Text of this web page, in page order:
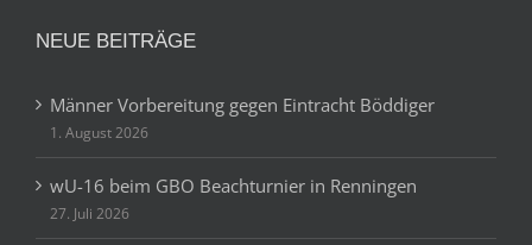
info(at)handballjugend-wilhelmshoehe.de
NEUE BEITRÄGE
Männer Vorbereitung gegen Eintracht Böddiger
1. August 2026